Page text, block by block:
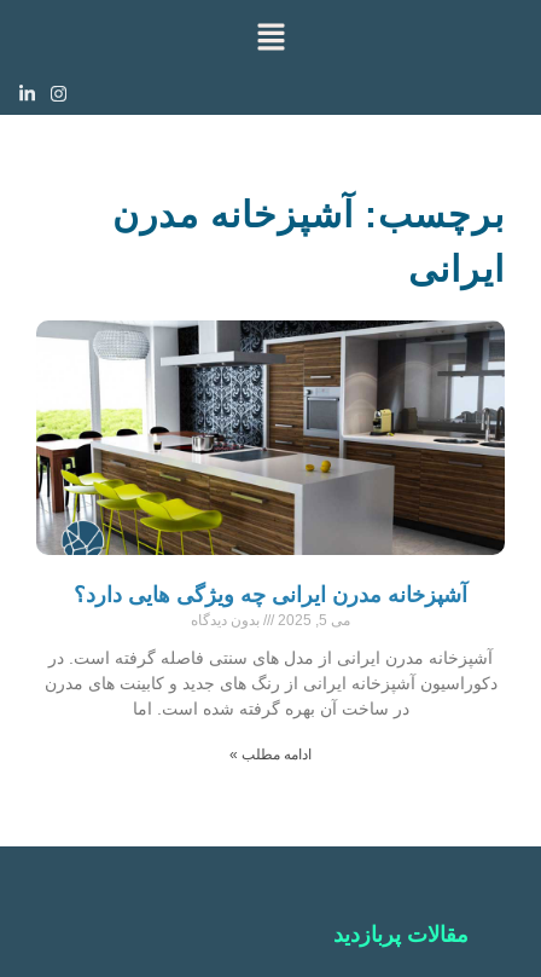
برچسب: آشپزخانه مدرن
ایرانی
آشپزخانه مدرن ایرانی چه ویژگی هایی دارد؟
می 5, 2025 بدون دیدگاه
آشپزخانه مدرن ایرانی از مدل های سنتی فاصله گرفته است. در
دکوراسیون آشپزخانه ایرانی از رنگ های جدید و کابینت های مدرن
در ساخت آن بهره گرفته شده است. اما
ادامه مطلب »
مقالات پربازدید